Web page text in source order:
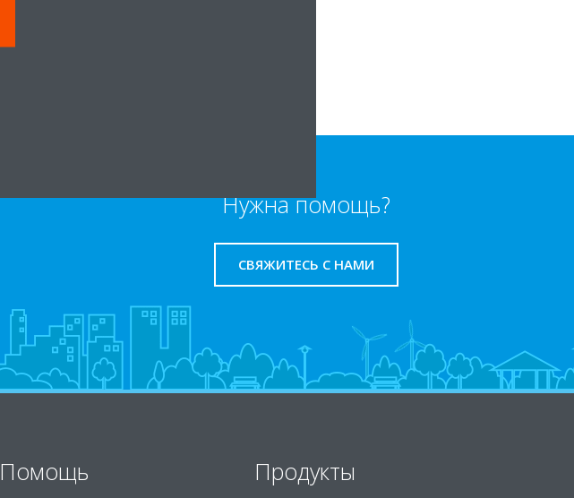
Нужна помощь?
СВЯЖИТЕСЬ С НАМИ
Помощь Продукты